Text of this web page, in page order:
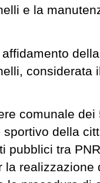
e la
considerata
comunale dei
della
pubblici tra
realizzazione